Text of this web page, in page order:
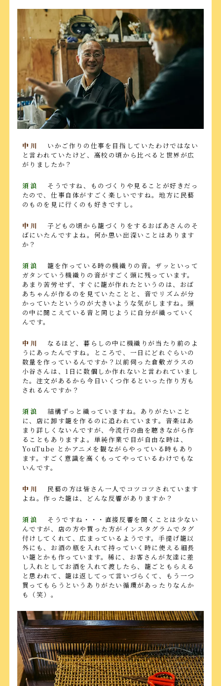
中川
いかご作りの仕事を目指していたわけではない
と言われていたけど、高校の頃から比べると世界が広
がりましたか？
須浪
そうですね、ものづくりや見ることが好きだっ
たので、仕事自体がすごく楽しいですね。地方に民藝
のものを見に行くのも好きですし。
中川
子どもの頃から籠づくりをするおばあさんのそ
ばにいたんですよね。何か思い出深いことはあります
か？
須浪
籠を作っている時の機織りの音。ザッといって
ガタンていう機織りの音がすごく頭に残っています。
あまり苦労せず、すぐに籠が作れたというのは、おば
あちゃんが作るのを見ていたことと、音でリズムが分
かっていたというのが大きいような気がしますね。頭
の中に聞こえている音と同じように自分が織っていく
んです。
中川
なるほど、暮らしの中に機織りが当たり前のよ
うにあったんですね。ところで、一日にどれぐらいの
数量を作っているんですか？以前伺った倉敷ガラスの
小谷さんは、1日に数個しか作れないと言われていまし
た。注文があるから今日いくつ作るといった作り方も
されるんですか？
須浪
結構ずっと織っていますね。ありがたいこと
に、店に卸す籠を作るのに追われています。音楽はあ
まり詳しくないんですが、今流行の曲を聴きながら作
ることもありますよ。単純作業で目が自由な時は、
YouTube とかアニメを観ながらやっている時もあり
ます。すごく意識を高くもってやっているわけでもな
いんです。
中川
民藝の方は皆さん一人でコツコツされています
よね。作った籠は、どんな反響がありますか？
須浪
そうですね・・・直接反響を聞くことは少ない
んですが、店の方や買った方がインスタグラムでタグ
付けしてくれて、広まっているようです。手提げ籠以
外にも、お酒の瓶を入れて持っていく時に使える細長
い籠とかも作っています。稀に、お客さんが友達に差
し入れとしてお酒を入れて渡したら、籠ごともらえる
と思われて、籠は返してって言いづらくて、もう一つ
買ってもらうというありがたい循環があったりなんか
も（笑）。